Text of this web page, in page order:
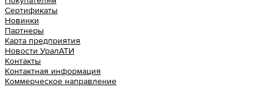
Сертификаты
Новинки
Партнеры
Карта предприятия
Новости УралАТИ
Контакты
Контактная информация
Коммерческое направление